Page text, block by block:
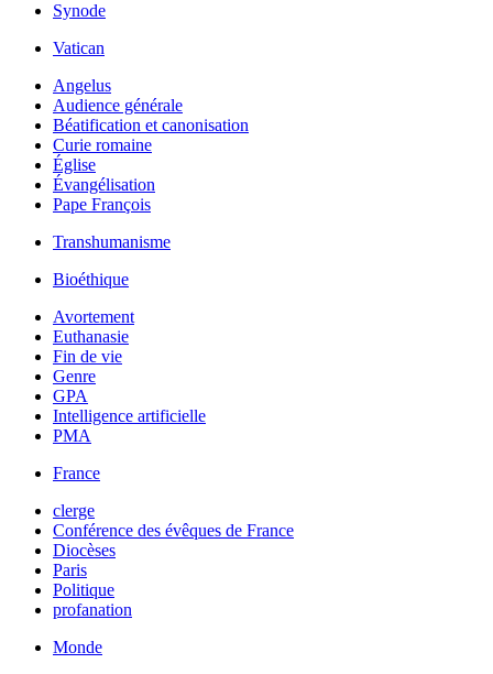
Synode
Vatican
Angelus
Audience générale
Béatification et canonisation
Curie romaine
Église
Évangélisation
Pape François
Transhumanisme
Bioéthique
Avortement
Euthanasie
Fin de vie
Genre
GPA
Intelligence artificielle
PMA
France
clerge
Conférence des évêques de France
Diocèses
Paris
Politique
profanation
Monde